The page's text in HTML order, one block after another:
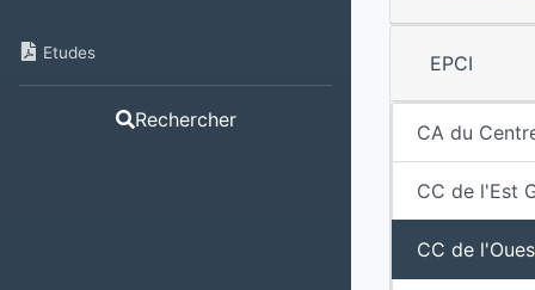
Etudes
Rechercher
EPCI
CA du
CC de l'Est
CC de